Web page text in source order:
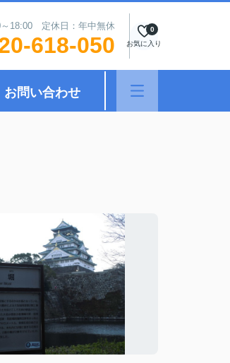
18:00 定休日：年中無休
618-050 お気に入り
0
お問い合わせ